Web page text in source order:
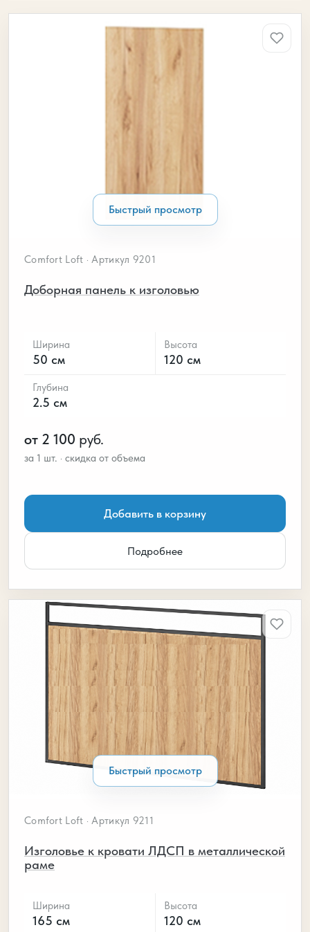
Коллекция гостиничной
Быстрый просмотр
Comfort Loft · Артикул 9201
Доборная панель к изголовью
Ширина
50 см
Высота
120 см
Глубина
2.5 см
от 2 100 руб.
Добавить в корзину
Подробнее
Быстрый просмотр
Comfort Loft · Артикул 9211
Изголовье к кровати ЛДСП в металлической
раме
Ширина
165 см
Высота
120 см